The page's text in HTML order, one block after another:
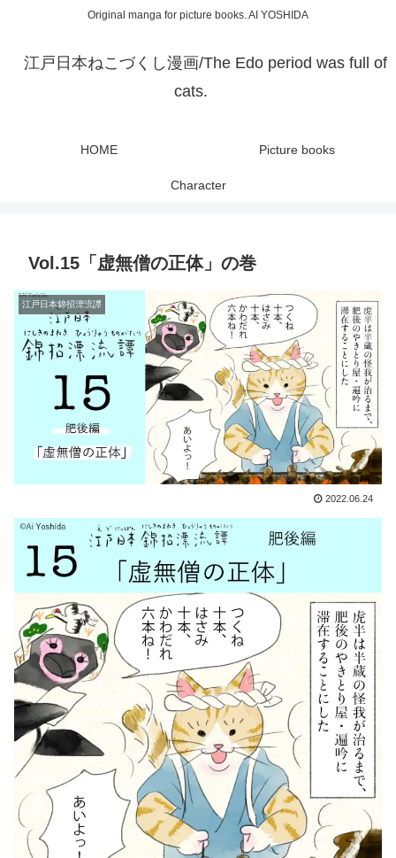
Original manga for picture books. AI YOSHIDA
江戸日本ねこづくし漫画/The Edo period was full of
cats.
HOME Picture books
Character
Vol.15「虚無僧の正体」の巻
江戸日本錦招漂流譚
2022.06.24